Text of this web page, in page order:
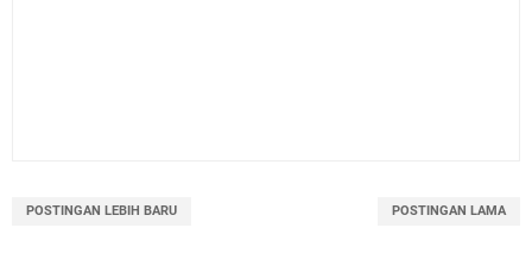
POSTINGAN LEBIH BARU POSTINGAN LAMA